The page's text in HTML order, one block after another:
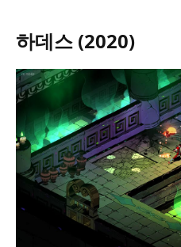
하데스 (2020)